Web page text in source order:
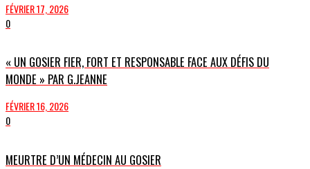
FÉVRIER 17, 2026
0
« UN GOSIER FIER, FORT ET RESPONSABLE FACE AUX DÉFIS DU
MONDE » PAR G.JEANNE
FÉVRIER 16, 2026
0
MEURTRE D’UN MÉDECIN AU GOSIER